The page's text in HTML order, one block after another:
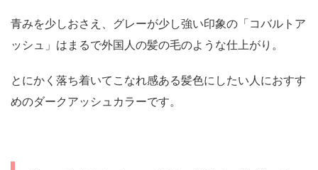
青みを少しおさえ、グレーが少し強い印象の「コバルトア
ッシュ」はまるで外国人の髪の毛のような仕上がり。
とにかく落ち着いてこなれ感ある髪色にしたい人におすす
めのダークアッシュカラーです。